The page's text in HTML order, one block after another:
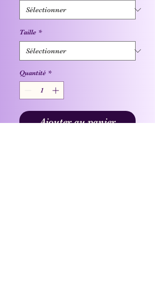
Taille *
Quantité *
Ajouter au panier